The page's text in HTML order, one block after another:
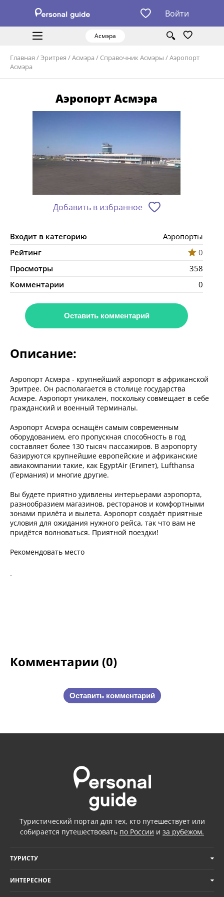
Войти
Асмэра
Главная /Эритрея /Асмэра / Справочник Асмэры /Аэропорт
Асмэра
Аэропорт Асмэра
Добавить в избранное
Входит в категорию
Аэропорты
Рейтинг
0
Просмотры
358
Комментарии
0
Оставить комментарий
Описание:
Аэропорт Асмэра - крупнейший аэропорт в африканской
Эритрее. Он располагается в столице государства
Асмэре. Аэропорт уникален, поскольку совмещает в себе
гражданский и военный терминалы.
Аэропорт Асмэра оснащён самым современным
оборудованием, его пропускная способность в год
составляет более 130 тысяч пассажиров. В аэропорту
базируются крупнейшие европейские и африканские
авиакомпании такие, как EgyptAir (Египет), Lufthansa
(Германия) и многие другие.
Вы будете приятно удивлены интерьерами аэропорта,
разнообразием магазинов, ресторанов и комфортными
зонами прилёта и вылета. Аэропорт создаёт приятные
условия для ожидания нужного рейса, так что вам не
придётся волноваться. Приятной поездки!
Рекомендовать место
Комментарии (0)
Оставить комментарий
Туристический портал для тех, кто путешествует или
собирается путешествовать по России и за рубежом.
ТУРИСТУ
ИНТЕРЕСНОЕ